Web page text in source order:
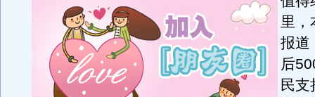
里，
报道
后
民支